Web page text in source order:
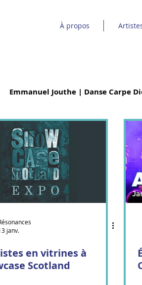
À propos
Emmanuel Jouthe | Danse Carpe
Bon Débarras Élage
Dind-Lavoie Sinha Danse
cornus Corpuscule Danse
janv.
en vitrines à
Scotland